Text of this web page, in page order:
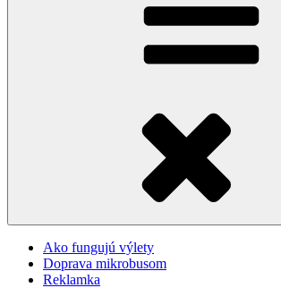
Ako fungujú výlety
Doprava mikrobusom
Reklamka